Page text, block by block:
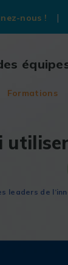
nous !
Formations
leaders de